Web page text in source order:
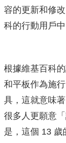
容的更新和修
科的行動用戶
根據維基百科
和平板作為施
具，這就意味
很多人更願意
是，這個 13 歲